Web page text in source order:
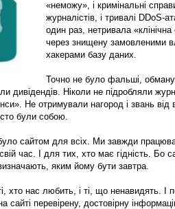
«неможу», і кримінальні
журналістів, і тривалі DDoS-
один раз, нетривала
через знищену замовленими
хакерами базу даних.
Точно не було фальші,
дивідендів. Ніколи не підробляли
Не отримували нагород і звань
були собою.
сайтом для всіх. Ми завжди
час. І для тих, хто має гідність. Бо
яким йому бути завтра.
хто нас любить, і ті, що ненавидять. І
перевірену, достовірну